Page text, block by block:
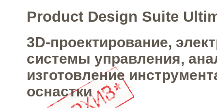
Product Design Suite
3D-проектирование,
системы управления,
изготовление
оснастки